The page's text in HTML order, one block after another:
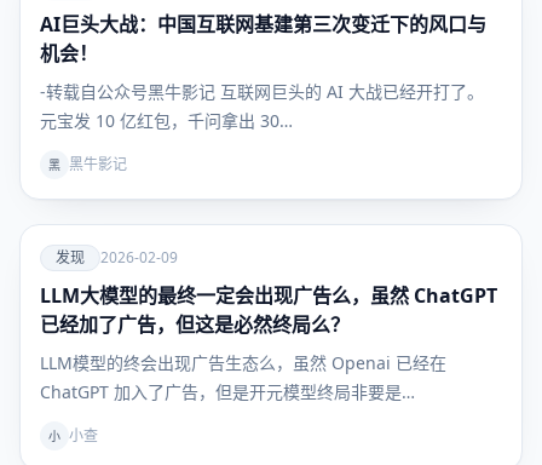
发现
AI巨头大战：中国互联网基建第三次变迁下的风口与
机会！
-转载自公众号黑牛影记 互联网巨头的 AI 大战已经开打了。
元宝发 10 亿红包，千问拿出 30…
黑 黑牛影记
爱
发现
发现 2026-02-09
LLM大模型的最终一定会出现广告么，虽然 ChatGPT
已经加了广告，但这是必然终局么？
LLM模型的终会出现广告生态么，虽然 Openai 已经在
ChatGPT 加入了广告，但是开元模型终局非要是…
小 小查